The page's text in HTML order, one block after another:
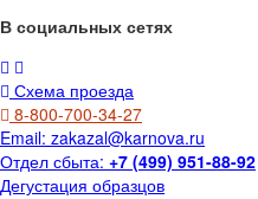
В социальных сетях
Схема проезда
8-800-700-34-27
Email: zakazal@karnova.ru
Отдел сбыта: +7 (499) 951-88-92
Дегустация образцов